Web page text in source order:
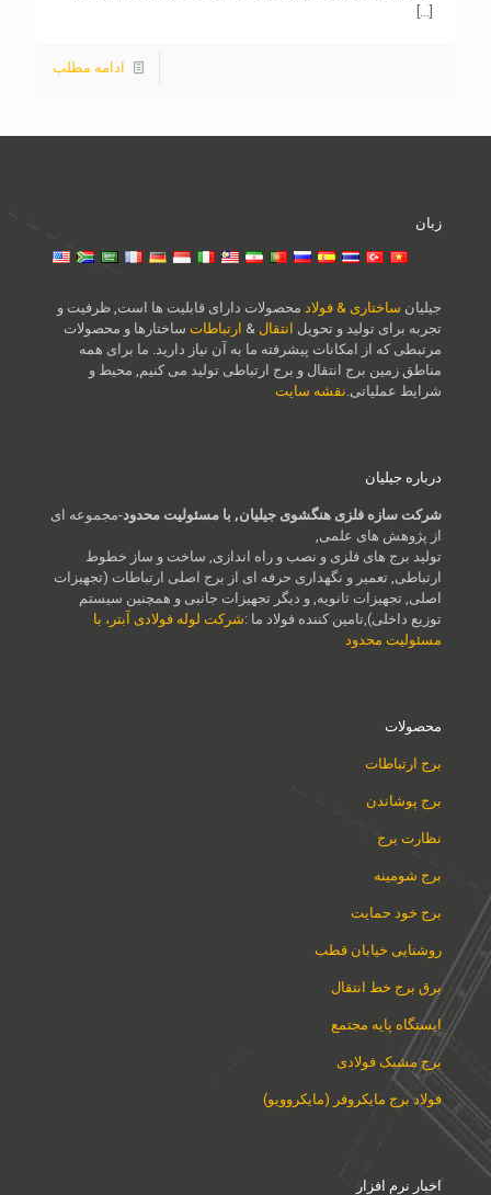
ادامه مطلب
زبان
جیلیان ساختاری & فولاد محصولات دارای قابلیت ها است, ظرفیت و
تجربه برای تولید و تحویل انتقال & ارتباطات ساختارها و محصولات
مرتبطی که از امکانات پیشرفته ما به آن نیاز دارید. ما برای همه
مناطق زمین برج انتقال و برج ارتباطی تولید می کنیم, محیط و
شرایط عملیاتی. نقشه سایت
درباره جیلیان
شرکت سازه فلزی هنگشوی جیلیان, با مسئولیت محدود-مجموعه ای
از پژوهش های علمی,
تولید برج های فلزی و نصب و راه اندازی, ساخت و ساز خطوط
ارتباطی, تعمیر و نگهداری حرفه ای از برج اصلی ارتباطات (تجهیزات
اصلی, تجهیزات ثانویه, و دیگر تجهیزات جانبی و همچنین سیستم
توزیع داخلی),تامین کننده فولاد ما :شرکت لوله فولادی آبتر، با
مسئولیت محدود
محصولات
برج ارتباطات
برج پوشاندن
نظارت برج
برج شومینه
برج خود حمایت
روشنایی خیابان قطب
برق برج خط انتقال
ایستگاه پایه مجتمع
برج مشبک فولادی
فولاد برج مایکروفر (مایکروویو)
اخبار نرم افزار